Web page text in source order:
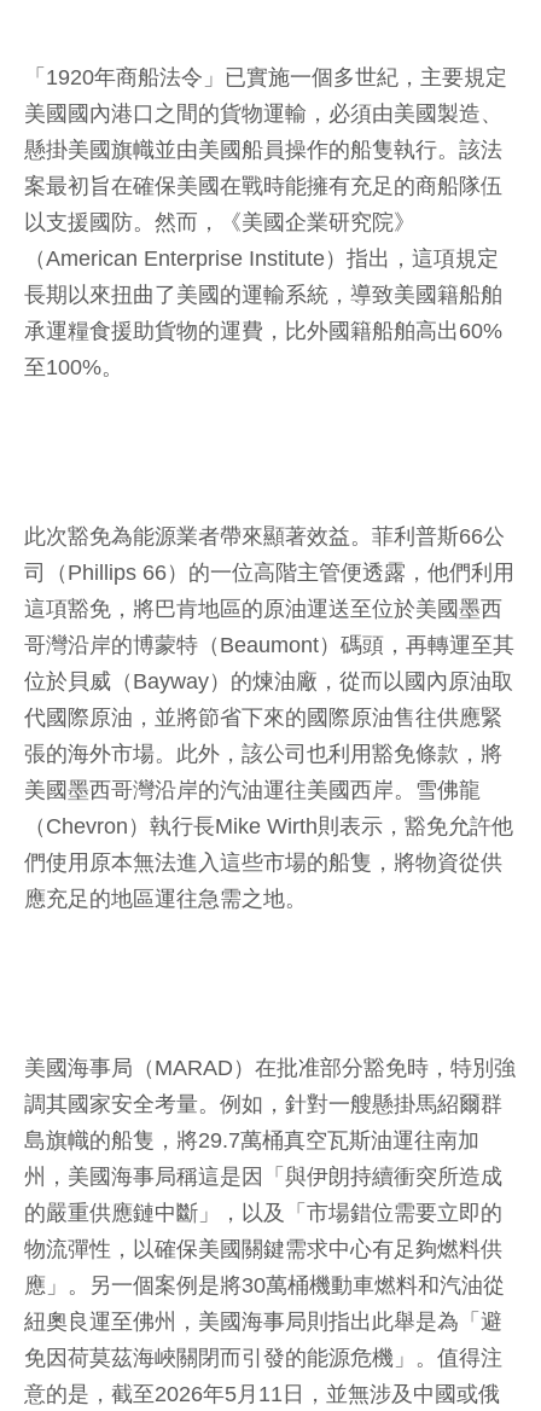
「1920年商船法令」已實施一個多世紀，主要規定
美國國內港口之間的貨物運輸，必須由美國製造、
懸掛美國旗幟並由美國船員操作的船隻執行。該法
案最初旨在確保美國在戰時能擁有充足的商船隊伍
以支援國防。然而，《美國企業研究院》
（American Enterprise Institute）指出，這項規定
長期以來扭曲了美國的運輸系統，導致美國籍船舶
承運糧食援助貨物的運費，比外國籍船舶高出60%
至100%。
此次豁免為能源業者帶來顯著效益。菲利普斯66公
司（Phillips 66）的一位高階主管便透露，他們利用
這項豁免，將巴肯地區的原油運送至位於美國墨西
哥灣沿岸的博蒙特（Beaumont）碼頭，再轉運至其
位於貝威（Bayway）的煉油廠，從而以國內原油取
代國際原油，並將節省下來的國際原油售往供應緊
張的海外市場。此外，該公司也利用豁免條款，將
美國墨西哥灣沿岸的汽油運往美國西岸。雪佛龍
（Chevron）執行長Mike Wirth則表示，豁免允許他
們使用原本無法進入這些市場的船隻，將物資從供
應充足的地區運往急需之地。
美國海事局（MARAD）在批准部分豁免時，特別強
調其國家安全考量。例如，針對一艘懸掛馬紹爾群
島旗幟的船隻，將29.7萬桶真空瓦斯油運往南加
州，美國海事局稱這是因「與伊朗持續衝突所造成
的嚴重供應鏈中斷」，以及「市場錯位需要立即的
物流彈性，以確保美國關鍵需求中心有足夠燃料供
應」。另一個案例是將30萬桶機動車燃料和汽油從
紐奧良運至佛州，美國海事局則指出此舉是為「避
免因荷莫茲海峽關閉而引發的能源危機」。值得注
意的是，截至2026年5月11日，並無涉及中國或俄